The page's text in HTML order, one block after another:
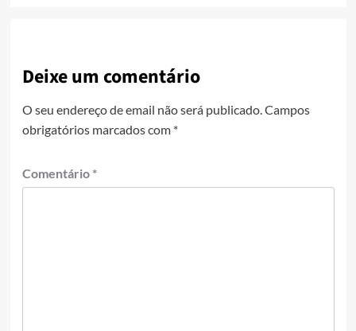
Deixe um comentário
O seu endereço de email não será publicado. Campos
obrigatórios marcados com *
Comentário *